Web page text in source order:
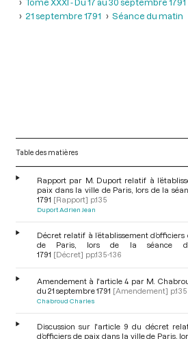
21 septembre 1791
Séance du matin
Table des matières
Rapport par M. Duport relatif à
paix dans la ville de Paris, lors de la
1791 [Rapport] p.135
Duport Adrien Jean
Décret relatif à l’établissement
de Paris, lors de la séance
1791 [Décret] pp.135-136
Amendement à l'article 4 par M.
du 21 septembre 1791 [Amendement] p.135
Chabroud Charles
Discussion sur l'article 9 du décret
d’officiers de paix dans la ville de Paris,